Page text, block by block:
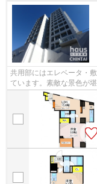
共用部にはエレベータ・
ています。素敵な景色が
は初期費用をカードでお